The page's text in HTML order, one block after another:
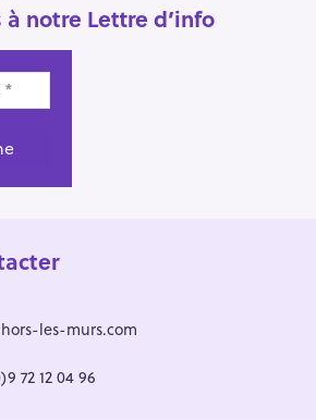
notre Lettre d’info
les-murs.com
72 12 04 96